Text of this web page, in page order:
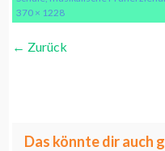
370 × 1228
← Zurück
Das könnte dir auch